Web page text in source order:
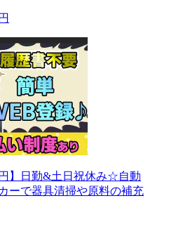
円】日勤&土日祝休み☆自動
ーで器具清掃や原料の補充